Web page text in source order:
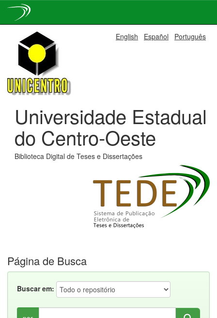
navigation
English Español Português
Universidade Estadual
do Centro-Oeste
Biblioteca Digital de Teses e Dissertações
Página de Busca
Buscar em: